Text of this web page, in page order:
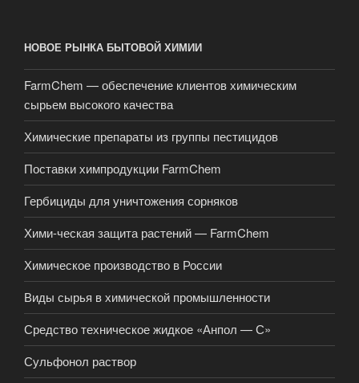
НОВОЕ РЫНКА БЫТОВОЙ ХИМИИ
FarmChem — обеспечение клиентов химическим
сырьем высокого качества
Химические препараты из группы пестицидов
Поставки химпродукции FarmChem
Гербициды для уничтожения сорняков
Хими-ческая защита растений — FarmChem
Химическое производство в России
Виды сырья в химической промышленности
Средство техническое жидкое «Анпол — С»
Сульфонол раствор